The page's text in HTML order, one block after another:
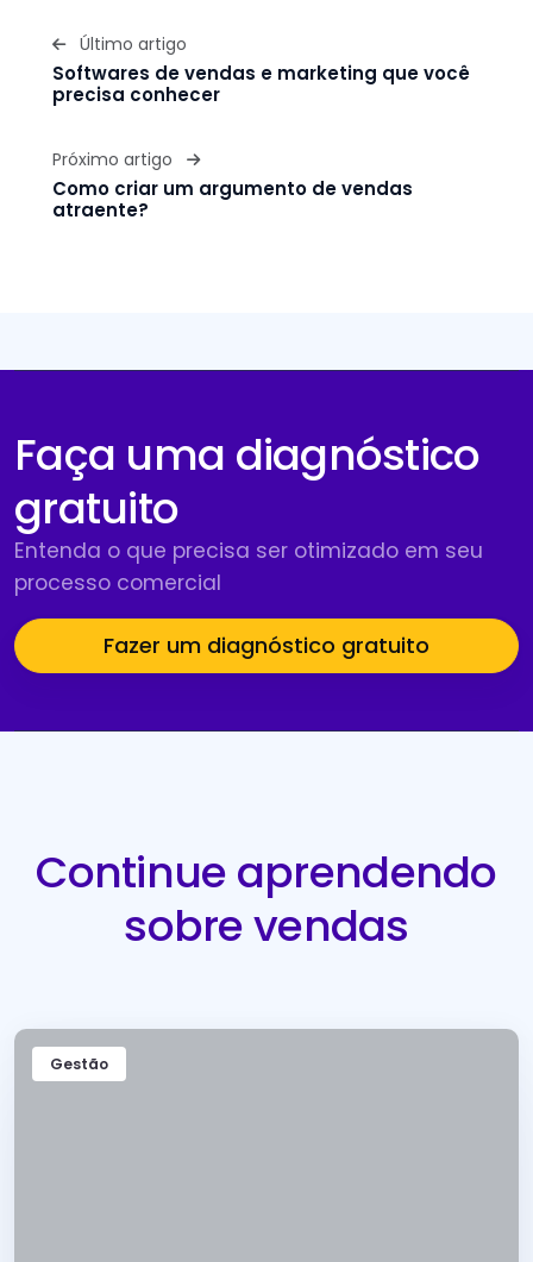
Último artigo
Softwares de vendas e marketing que você
precisa conhecer
Próximo artigo
Como criar um argumento de vendas
atraente?
Faça uma diagnóstico
gratuito
Entenda o que precisa ser otimizado em seu
processo comercial
Fazer um diagnóstico gratuito
Continue aprendendo
sobre vendas
Gestão